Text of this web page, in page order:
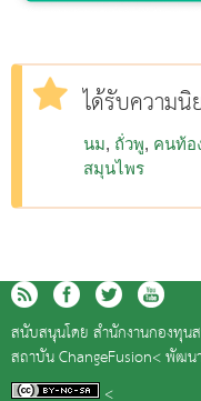
ได้รับความนิ
นม ถั่วพู คนท้อ
สมุนไพร
สนับสนุนโดย สำนักงานกองทุน
สถาบัน ChangeFusion<พัฒน
<